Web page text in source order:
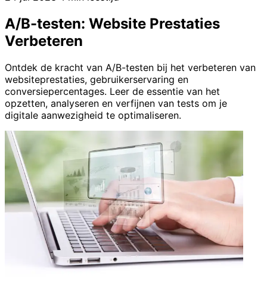
A/B-testen: Website Prestaties
Verbeteren
Ontdek de kracht van A/B-testen bij het verbeteren van
websiteprestaties, gebruikerservaring en
conversiepercentages. Leer de essentie van het
opzetten, analyseren en verfijnen van tests om je
digitale aanwezigheid te optimaliseren.